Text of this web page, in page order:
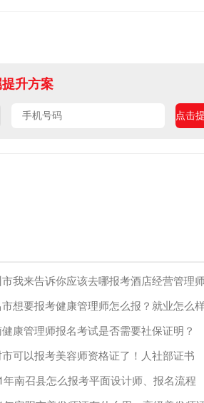
升方案
想要报考健康管理师怎么报？就业怎么
康管理师报名考试是否需要社保证明？
可以报考美容师资格证了！人社部证书
年南召县怎么报考平面设计师、报名流程